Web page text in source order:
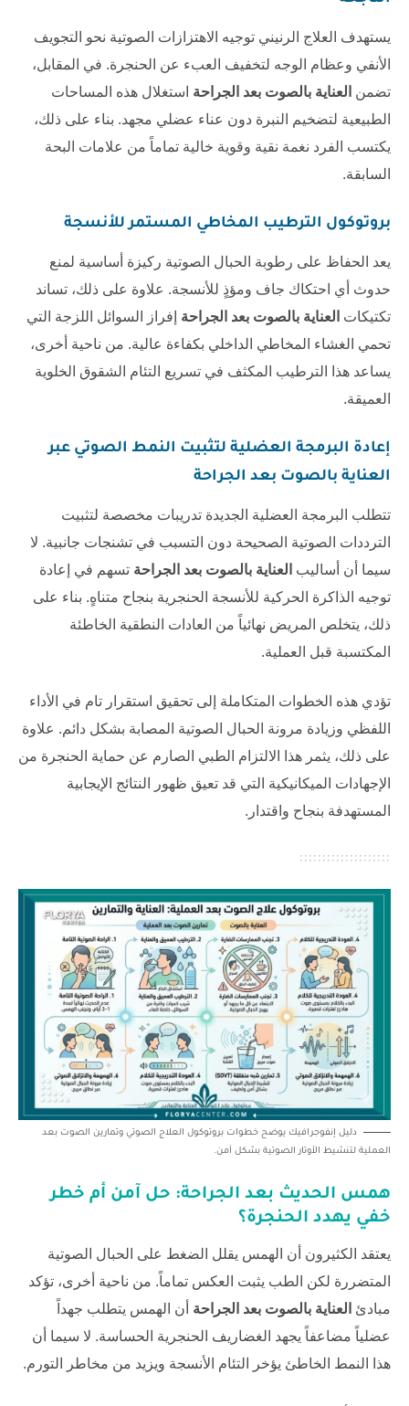
يستهدف العلاج الرنيني توجيه الاهتزازات الصوتية نحو التجويف
الأنفي وعظام الوجه لتخفيف العبء عن الحنجرة. في المقابل،
تضمن العناية بالصوت بعد الجراحة استغلال هذه المساحات
الطبيعية لتضخيم النبرة دون عناء عضلي مجهد. بناء على ذلك،
يكتسب الفرد نغمة نقية وقوية خالية تماماً من علامات البحة
السابقة.
بروتوكول الترطيب المخاطي المستمر للأنسجة
يعد الحفاظ على رطوبة الحبال الصوتية ركيزة أساسية لمنع
حدوث أي احتكاك جاف ومؤذٍ للأنسجة. علاوة على ذلك، تساند
تكتيكات العناية بالصوت بعد الجراحة إفراز السوائل اللزجة التي
تحمي الغشاء المخاطي الداخلي بكفاءة عالية. من ناحية أخرى،
يساعد هذا الترطيب المكثف في تسريع التئام الشقوق الخلوية
العميقة.
إعادة البرمجة العضلية لتثبيت النمط الصوتي عبر
العناية بالصوت بعد الجراحة
تتطلب البرمجة العضلية الجديدة تدريبات مخصصة لتثبيت
الترددات الصوتية الصحيحة دون التسبب في تشنجات جانبية. لا
سيما أن أساليب العناية بالصوت بعد الجراحة تسهم في إعادة
توجيه الذاكرة الحركية للأنسجة الحنجرية بنجاح متناهٍ. بناء على
ذلك، يتخلص المريض نهائياً من العادات النطقية الخاطئة
المكتسبة قبل العملية.
تؤدي هذه الخطوات المتكاملة إلى تحقيق استقرار تام في الأداء
اللفظي وزيادة مرونة الحبال الصوتية المصابة بشكل دائم. علاوة
على ذلك، يثمر هذا الالتزام الطبي الصارم عن حماية الحنجرة من
الإجهادات الميكانيكية التي قد تعيق ظهور النتائج الإيجابية
المستهدفة بنجاح واقتدار.
دليل إنفوجرافيك يوضح خطوات بروتوكول العلاج الصوتي وتمارين الصوت بعد
العملية لتنشيط الأوتار الصوتية بشكل آمن.
همس الحديث بعد الجراحة: حل آمن أم خطر
خفي يهدد الحنجرة؟
يعتقد الكثيرون أن الهمس يقلل الضغط على الحبال الصوتية
المتضررة لكن الطب يثبت العكس تماماً. من ناحية أخرى، تؤكد
مبادئ العناية بالصوت بعد الجراحة أن الهمس يتطلب جهداً
عضلياً مضاعفاً يجهد الغضاريف الحنجرية الحساسة. لا سيما أن
هذا النمط الخاطئ يؤخر التئام الأنسجة ويزيد من مخاطر التورم.